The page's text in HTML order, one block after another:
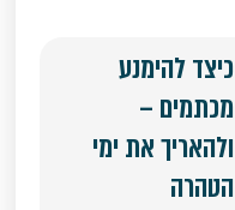
כיצד להימנע
מכתמים –
ולהאריך את ימי
הטהרה